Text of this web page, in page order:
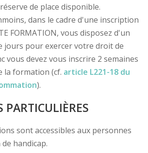
de place disponible.
dans le cadre d'une inscription
FORMATION, vous disposez d'un
jours pour exercer votre droit de
vous devez vous inscrire 2 semaines
la formation (cf. article L221-18 du
).
PARTICULIÈRES
sont accessibles aux personnes
handicap.